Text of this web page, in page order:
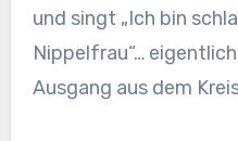
und singt „Ich bin
Nippelfrau“…
Ausgang aus dem